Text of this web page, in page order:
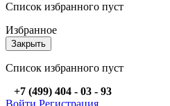
Список избранного пуст
Избранное
Закрыть
Список избранного пуст
+7 (499) 404 - 03 - 93
Войти Регистрация